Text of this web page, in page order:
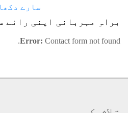
11 - روح کا لباس
12 - مٹی کا شیر
13 - بارہ کھرب کَل پرزے
17 - ہم روشنی کھاتے ہیں
18 - تیسری آنکھ
26 - روشنی
27 - ذات و صفات
28 - قوتِ متخیّلہ (۱)
سارے
براہِ مہربانی اپنی رائے
Error: Contact form not found.